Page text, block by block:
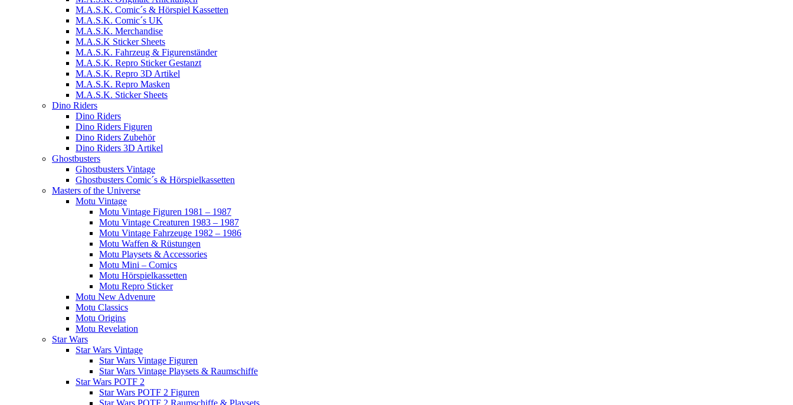
M.A.S.K. Comic´s & Hörspiel Kassetten
M.A.S.K. Comic´s UK
M.A.S.K. Merchandise
M.A.S.K Sticker Sheets
M.A.S.K. Fahrzeug & Figurenständer
M.A.S.K. Repro Sticker Gestanzt
M.A.S.K. Repro 3D Artikel
M.A.S.K. Repro Masken
M.A.S.K. Sticker Sheets
Dino Riders
Dino Riders
Dino Riders Figuren
Dino Riders Zubehör
Dino Riders 3D Artikel
Ghostbusters
Ghostbusters Vintage
Ghostbusters Comic´s & Hörspielkassetten
Masters of the Universe
Motu Vintage
Motu Vintage Figuren 1981 – 1987
Motu Vintage Creaturen 1983 – 1987
Motu Vintage Fahrzeuge 1982 – 1986
Motu Waffen & Rüstungen
Motu Playsets & Accessories
Motu Mini – Comics
Motu Hörspielkassetten
Motu Repro Sticker
Motu New Advenure
Motu Classics
Motu Origins
Motu Revelation
Star Wars
Star Wars Vintage
Star Wars Vintage Figuren
Star Wars Vintage Playsets & Raumschiffe
Star Wars POTF 2
Star Wars POTF 2 Figuren
Star Wars POTF 2 Raumschiffe & Playsets